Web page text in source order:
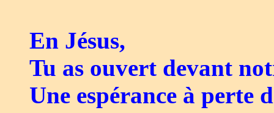
En Jésus,
Tu as ouvert devant
Une espérance à perte